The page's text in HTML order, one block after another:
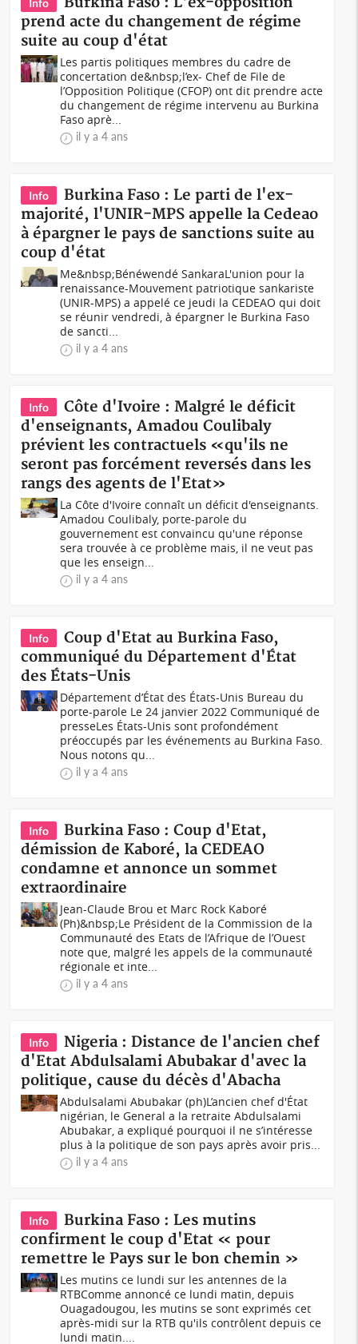
Info
prend acte du changement de régime
suite au coup d'état
Les partis politiques membres du cadre de
concertation de&nbsp;l’ex- Chef de File de
l’Opposition Politique (CFOP) ont dit prendre acte
du changement de régime intervenu au Burkina
Faso aprè...
il y a 4 ans
Info
Burkina Faso : Le parti de l'ex-
majorité, l'UNIR-MPS appelle la Cedeao
à épargner le pays de sanctions suite au
coup d'état
Me&nbsp;Bénéwendé SankaraL'union pour la
renaissance-Mouvement patriotique sankariste
(UNIR-MPS) a appelé ce jeudi la CEDEAO qui doit
se réunir vendredi, à épargner le Burkina Faso
de sancti...
il y a 4 ans
Info
Côte d'Ivoire : Malgré le déficit
d'enseignants, Amadou Coulibaly
prévient les contractuels «qu'ils ne
seront pas forcément reversés dans les
rangs des agents de l'Etat»
La Côte d'Ivoire connaît un déficit d'enseignants.
Amadou Coulibaly, porte-parole du
gouvernement est convaincu qu'une réponse
sera trouvée à ce problème mais, il ne veut pas
que les enseign...
il y a 4 ans
Info
Coup d'Etat au Burkina Faso,
communiqué du Département d'État
des États-Unis
Département d’État des États-Unis Bureau du
porte-parole Le 24 janvier 2022 Communiqué de
presseLes États-Unis sont profondément
préoccupés par les événements au Burkina Faso.
Nous notons qu...
il y a 4 ans
Info
Burkina Faso : Coup d'Etat,
démission de Kaboré, la CEDEAO
condamne et annonce un sommet
extraordinaire
Jean-Claude Brou et Marc Rock Kaboré
(Ph)&nbsp;Le Président de la Commission de la
Communauté des Etats de l’Afrique de l’Ouest
note que, malgré les appels de la communauté
régionale et inte...
il y a 4 ans
Info
Nigeria : Distance de l'ancien chef
d'Etat Abdulsalami Abubakar d'avec la
politique, cause du décès d'Abacha
Abdulsalami Abubakar (ph)L’ancien chef d'État
nigérian, le General a la retraite Abdulsalami
Abubakar, a expliqué pourquoi il ne s’intéresse
plus à la politique de son pays après avoir pris...
il y a 4 ans
Info
Burkina Faso : Les mutins
confirment le coup d'Etat « pour
remettre le Pays sur le bon chemin »
Les mutins ce lundi sur les antennes de la
RTBComme annoncé ce lundi matin, depuis
Ouagadougou, les mutins se sont exprimés cet
après-midi sur la RTB qu'ils contrôlent depuis ce
lundi matin....